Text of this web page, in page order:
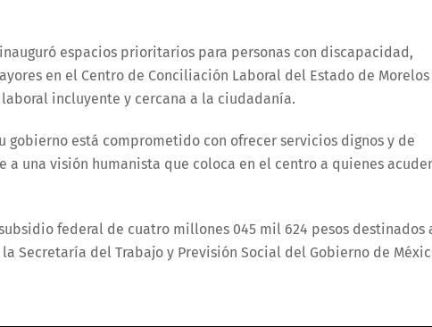
inauguró espacios prioritarios para personas con discapacidad,
en el Centro de Conciliación Laboral del Estado de Morelos
incluyente y cercana a la ciudadanía.
gobierno está comprometido con ofrecer servicios dignos y de
a una visión humanista que coloca en el centro a quienes
federal de cuatro millones 045 mil 624 pesos destinados
Secretaría del Trabajo y Previsión Social del Gobierno de